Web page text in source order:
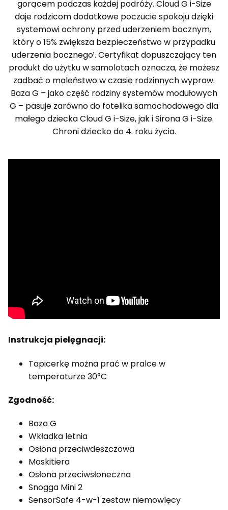
gorącem podczas każdej podróży. Cloud G i-Size
daje rodzicom dodatkowe poczucie spokoju dzięki
systemowi ochrony przed uderzeniem bocznym,
który o 15% zwiększa bezpieczeństwo w przypadku
uderzenia bocznego¹. Certyfikat dopuszczający ten
produkt do użytku w samolotach oznacza, że możesz
zadbać o maleństwo w czasie rodzinnych wypraw.
Baza G – jako część rodziny systemów modułowych
G – pasuje zarówno do fotelika samochodowego dla
małego dziecka Cloud G i-Size, jak i Sirona G i-Size.
Chroni dziecko do 4. roku życia.
Instrukcja pielęgnacji:
Tapicerkę można prać w pralce w
temperaturze 30°C
Zgodność:
Baza G
Wkładka letnia
Osłona przeciwdeszczowa
Moskitiera
Osłona przeciwsłoneczna
Snogga Mini 2
SensorSafe 4-w-1 zestaw niemowlęcy